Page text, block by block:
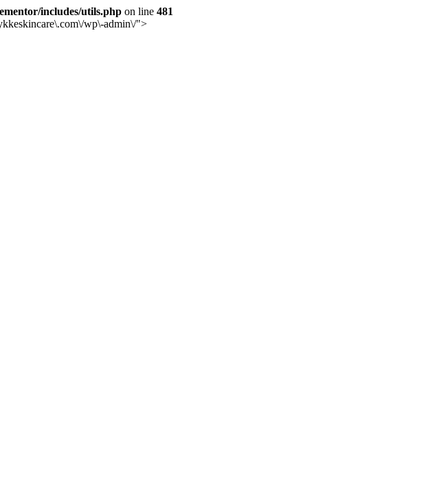
includes/utils.php on line 481
wp\-admin\/">